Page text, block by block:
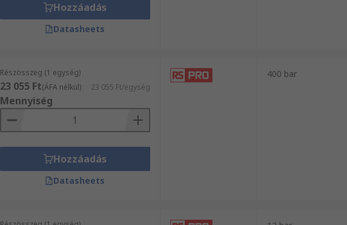
Hozzáadás
Datasheets
Részösszeg (1 egység)
23 055 Ft(ÁFA nélkül) 23 055 Ft/egység
Mennyiség
Hozzáadás
Datasheets
400 bar